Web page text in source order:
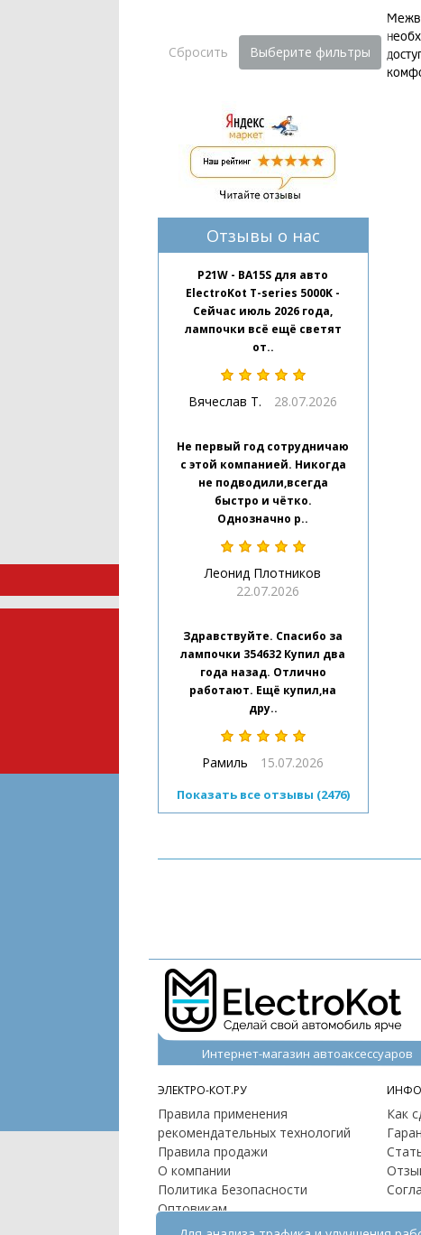
Сбросить Выберите фильтры
Отзывы о нас
P21W - BA15S для авто
ElectroKot T-series 5000K -
Сейчас июль 2026 года,
лампочки всё ещё светят
от..
Вячеслав Т. 28.07.2026
Не первый год сотрудничаю
с этой компанией. Никогда
не подводили,всегда
быстро и чётко.
Однозначно р..
Леонид Плотников
22.07.2026
Здравствуйте. Спасибо за
лампочки 354632 Купил два
года назад. Отлично
работают. Ещё купил,на
дру..
Рамиль 15.07.2026
Показать все отзывы (2476)
Интернет-магазин автоаксессуаров
ЭЛЕКТРО-КОТ.РУ
Правила применения
рекомендательных технологий
Правила продажи
О компании
Политика Безопасности
Оптовикам
Контакты
Как